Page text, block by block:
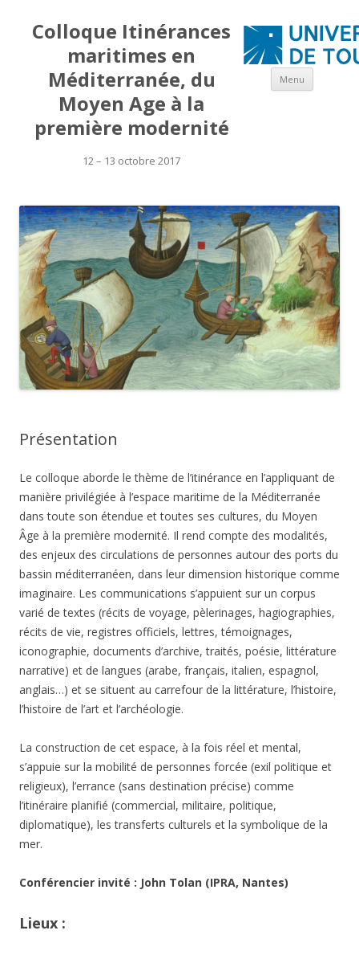
Colloque Itinérances
maritimes en
Méditerranée, du
Moyen Age à la
première modernité
12 – 13 octobre 2017
Menu Aller
contenu
Présentation
Le colloque aborde le thème de l’itinérance en l’appliquant de
manière privilégiée à l’espace maritime de la Méditerranée
dans toute son étendue et toutes ses cultures, du Moyen
Âge à la première modernité. Il rend compte des modalités,
des enjeux des circulations de personnes autour des ports du
bassin méditerranéen, dans leur dimension historique comme
imaginaire. Les communications s’appuient sur un corpus
varié de textes (récits de voyage, pèlerinages, hagiographies,
récits de vie, registres officiels, lettres, témoignages,
iconographie, documents d’archive, traités, poésie, littérature
narrative) et de langues (arabe, français, italien, espagnol,
anglais…) et se situent au carrefour de la littérature, l’histoire,
l’histoire de l’art et l’archéologie.
La construction de cet espace, à la fois réel et mental,
s’appuie sur la mobilité de personnes forcée (exil politique et
religieux), l’errance (sans destination précise) comme
l’itinéraire planifié (commercial, militaire, politique,
diplomatique), les transferts culturels et la symbolique de la
mer.
Conférencier invité : John Tolan (IPRA, Nantes)
Lieux :